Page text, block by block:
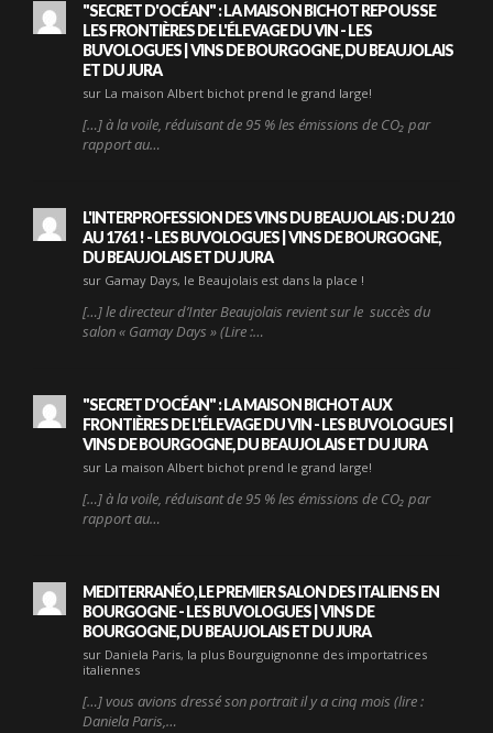
"SECRET D'OCÉAN" : LA MAISON BICHOT REPOUSSE
LES FRONTIÈRES DE L'ÉLEVAGE DU VIN - LES
BUVOLOGUES | VINS DE BOURGOGNE, DU BEAUJOLAIS
ET DU JURA
sur La maison Albert bichot prend le grand large!
[…] à la voile, réduisant de 95 % les émissions de CO₂ par
rapport au…
L'INTERPROFESSION DES VINS DU BEAUJOLAIS : DU 210
AU 1761 ! - LES BUVOLOGUES | VINS DE BOURGOGNE,
DU BEAUJOLAIS ET DU JURA
sur Gamay Days, le Beaujolais est dans la place !
[…] le directeur d’Inter Beaujolais revient sur le succès du
salon « Gamay Days » (Lire :…
"SECRET D'OCÉAN" : LA MAISON BICHOT AUX
FRONTIÈRES DE L'ÉLEVAGE DU VIN - LES BUVOLOGUES |
VINS DE BOURGOGNE, DU BEAUJOLAIS ET DU JURA
sur La maison Albert bichot prend le grand large!
[…] à la voile, réduisant de 95 % les émissions de CO₂ par
rapport au…
MEDITERRANÉO, LE PREMIER SALON DES ITALIENS EN
BOURGOGNE - LES BUVOLOGUES | VINS DE
BOURGOGNE, DU BEAUJOLAIS ET DU JURA
sur Daniela Paris, la plus Bourguignonne des importatrices
italiennes
[…] vous avions dressé son portrait il y a cinq mois (lire :
Daniela Paris,…